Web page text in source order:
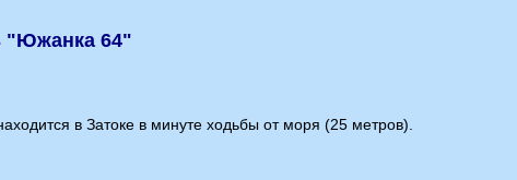
"Южанка 64"
в Затоке в минуте ходьбы от моря (25 метров).